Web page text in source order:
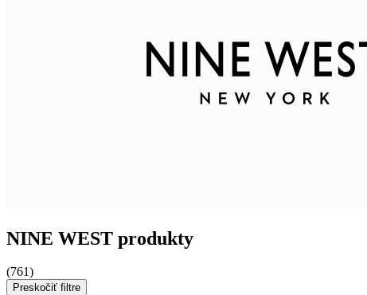
NINE WEST produkty
(761)
Preskočiť filtre